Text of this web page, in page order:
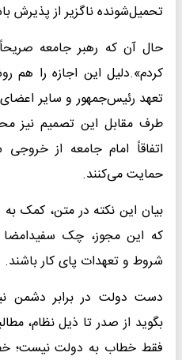
تحمیل‌شونده ناگزیر از پذیرش
حال آن که رهبر جامعه
کردم».دلیل این اجازه را هم
تعهد رئیس‌جمهور و سایر
طرف مقابل این تصمیم نیز
اتفاقاً امام جامعه از
حمایت می‌کنند.
بیان این نکته در متن، کمک
که این مجوز، چک
شروط و تعهدات پای کار باشند.
دست دولت در برابر دشمن
بگوید از صدر تا ذیل نظام،
فقط خطاب به دولت نیست؛